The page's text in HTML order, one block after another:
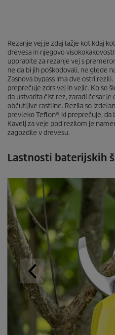
s
e
c
o
n
d
s
o
f
0
s
e
n
Rezanje vej je zdaj lažje kot kdaj
drevesa in njegovo
uporabite za rezanje vej s
ne da bi jih poškodovali, ne glede
Zasnova bypass ima dve ostri
preprečuje zdrs vej in vejic. Ko so
da ustvarita čist rez, zaradi česar
občutljive rastline. Rezila so
prevleko Teflon®, ki preprečuje, da
Kavelj za veje pod rezilom je
zagozdile v drevesu.
Lastnosti baterijskih